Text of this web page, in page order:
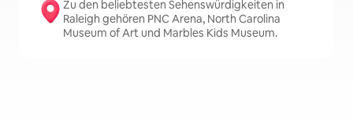
Zu den beliebtesten Sehenswürdigkeiten in
Raleigh gehören PNC Arena, North Carolina
Museum of Art und Marbles Kids Museum.